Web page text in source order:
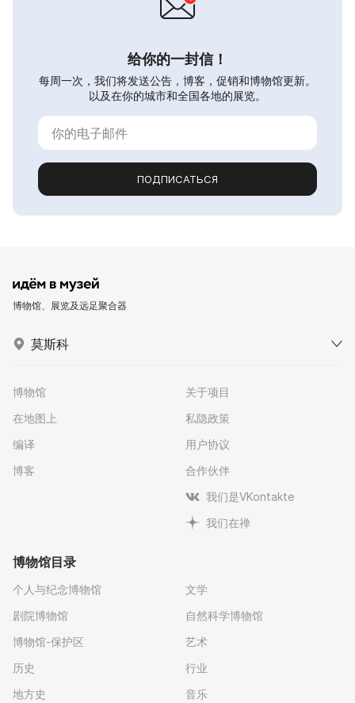
给你的一封信！
每周一次，我们将发送公告，博客，促销和博物馆更新。
以及在你的城市和全国各地的展览。
ПОДПИСАТЬСЯ
博物馆、展览及远足聚合器
莫斯科
博物馆
在地图上
编译
博客
关于项目
私隐政策
用户协议
合作伙伴
我们是VKontakte
我们在禅
博物馆目录
个人与纪念博物馆
剧院博物馆
博物馆-保护区
历史
地方史
文学
自然科学博物馆
艺术
行业
音乐